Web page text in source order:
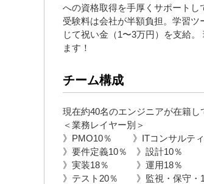
への資格取得を手厚くサポートし
受験料は会社が半額負担。学習
じて祝い金（1〜3万円）を支給
ます！
チーム構成
現在約40名のエンジニアが在籍し
＜業務レイヤー別＞
》PMO10％ 》ITコンサルティ
》要件定義10％ 》設計10％
》実装18％ 》運用18％
》テスト20％ 》監視・保守・